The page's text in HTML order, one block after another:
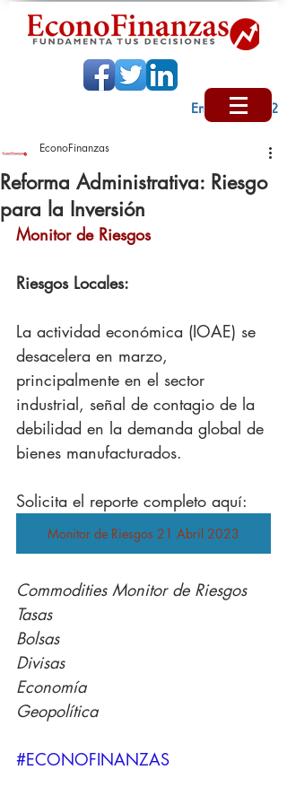
Encabezado 2
Reforma Administrativa: Riesgo
para la Inversión
EconoFinanzas
Monitor de Riesgos
Riesgos Locales:
La actividad económica (IOAE) se
desacelera en marzo,
principalmente en el sector
industrial, señal de contagio de la
debilidad en la demanda global de
bienes manufacturados.
Solicita el reporte completo aquí:
Monitor de Riesgos 21 Abril 2023
Commodities Monitor de Riesgos
Tasas
Bolsas
Divisas
Economía
Geopolítica
#ECONOFINANZAS